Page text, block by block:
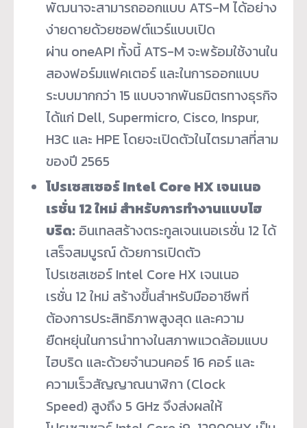
พัฒนาจะสามารถออกแบบ ATS-M ได้อย่าง
ง่ายดายด้วยซอฟต์แวร์แบบเปิด
ผ่าน oneAPI ทั้งนี้ ATS-M จะพร้อมใช้งานใน
สองฟอร์มแฟคเตอร์ และในการออกแบบ
ระบบมากกว่า 15 แบบจากพันธมิตรทางธุรกิจ
ได้แก่ Dell, Supermicro, Cisco, Inspur,
H3C และ HPE โดยจะเปิดตัวในไตรมาสที่สาม
ของปี 2565
โปรเซสเซอร์Intel Core HX เจนเนอ
เรชั่น 12 ใหม่ สำหรับการทำงานแบบไฮ
บริด: อินเทลสร้างตระกูลเจนเนอเรชั่น 12 ได้
เสร็จสมบูรณ์ ด้วยการเปิดตัว
โปรเซสเซอร์ Intel Core HX เจนเนอ
เรชั่น 12 ใหม่ สร้างขึ้นสำหรับมืออาชีพที่
ต้องการประสิทธิภาพสูงสุด และความ
ยืดหยุ่นในการนำทางในสภาพแวดล้อมแบบ
ไฮบริด และด้วยจำนวนคอร์ 16 คอร์ และ
ความเร็วสัญญาณนาฬิกา (Clock
Speed) สูงถึง 5 GHz จึงส่งผลให้